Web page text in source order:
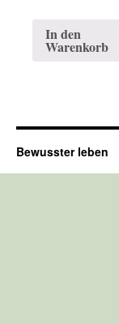
In den
Warenkorb
Bewusster leben